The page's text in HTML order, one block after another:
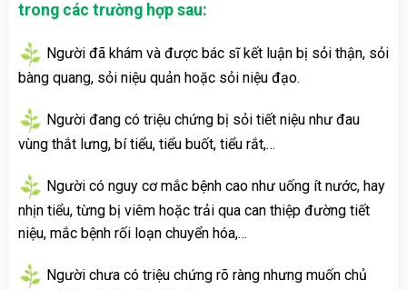
trong các trường hợp sau:
Người đã khám và được bác sĩ kết luận bị sỏi thận, sỏi
bàng quang, sỏi niệu quản hoặc sỏi niệu đạo.
Người đang có triệu chứng bị sỏi tiết niệu như đau
vùng thắt lưng, bí tiểu, tiểu buốt, tiểu rắt,…
Người có nguy cơ mắc bệnh cao như uống ít nước, hay
nhịn tiểu, từng bị viêm hoặc trải qua can thiệp đường tiết
niệu, mắc bệnh rối loạn chuyển hóa,…
Người chưa có triệu chứng rõ ràng nhưng muốn chủ